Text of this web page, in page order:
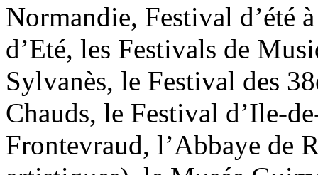
Normandie, Festival d’été
d’Eté, les Festivals de
Sylvanès, le Festival des
Chauds, le Festival d’Ile-
Frontevraud, l’Abbaye de